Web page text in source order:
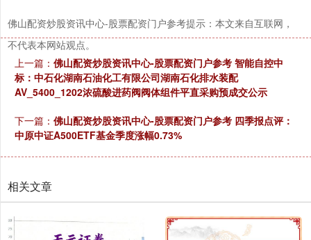
佛山配资炒股资讯中心-股票配资门户参考提示：本文来自互联网，
不代表本网站观点。
上一篇： 佛山配资炒股资讯中心-股票配资门户参考 智能自控中
标：中石化湖南石油化工有限公司湖南石化排水装配
AV_5400_1202浓硫酸进药阀阀体组件平直采购预成交公示
下一篇： 佛山配资炒股资讯中心-股票配资门户参考 四季报点评：
中原中证A500ETF基金季度涨幅0.73%
相关文章